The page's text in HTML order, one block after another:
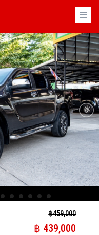
×
฿​ 459,000
฿​ 439,000